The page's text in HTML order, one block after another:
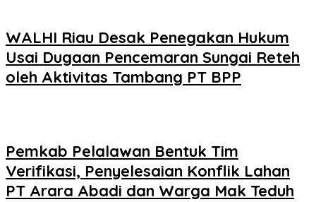
WALHI Riau Desak Penegakan Hukum
Usai Dugaan Pencemaran Sungai Reteh
oleh Aktivitas Tambang PT BPP
Pemkab Pelalawan Bentuk Tim
Verifikasi, Penyelesaian Konflik Lahan
PT Arara Abadi dan Warga Mak Teduh